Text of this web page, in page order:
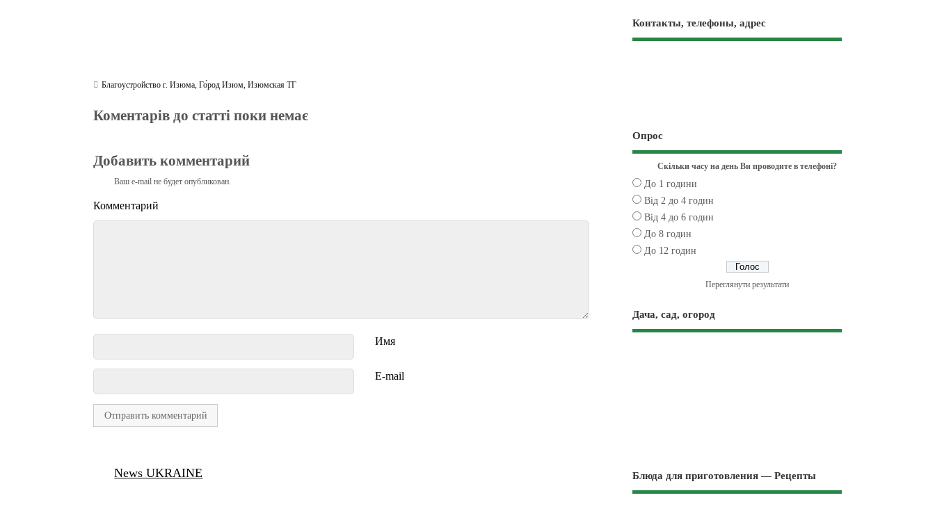
Благоустройство г. Изюма,Го́род Изюм,Изюмская ТГ
Коментарів до статті поки немає
Добавить комментарий
Ваш e-mail не будет опубликован.
Комментарий
Имя
E-mail
News UKRAINE
Контакты, телефоны, адрес
Опрос
Скільки часу на день Ви проводите в телефоні?
До 1 години
Від 2 до 4 годин
Від 4 до 6 годин
До 8 годин
До 12 годин
Переглянути результати
Дача, сад, огород
Блюда для приготовления — Рецепты